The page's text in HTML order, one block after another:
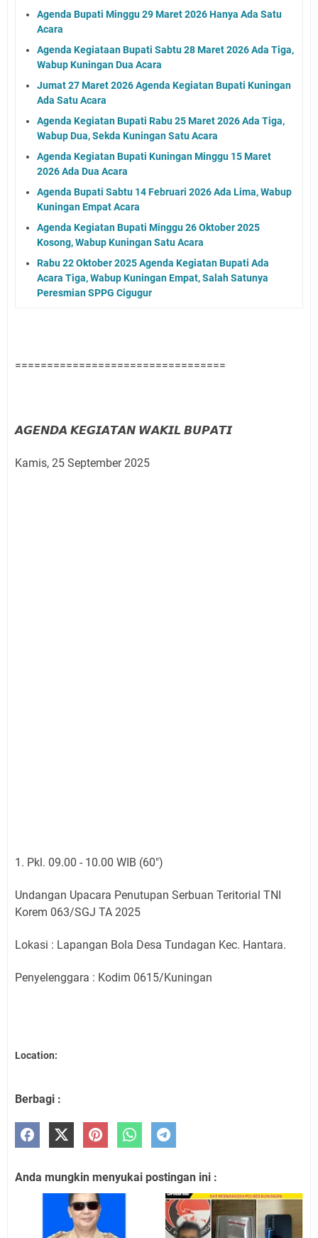
Agenda Bupati Minggu 29 Maret 2026 Hanya Ada Satu
Acara
Agenda Kegiataan Bupati Sabtu 28 Maret 2026 Ada Tiga,
Wabup Kuningan Dua Acara
Jumat 27 Maret 2026 Agenda Kegiatan Bupati Kuningan
Ada Satu Acara
Agenda Kegiatan Bupati Rabu 25 Maret 2026 Ada Tiga,
Wabup Dua, Sekda Kuningan Satu Acara
Agenda Kegiatan Bupati Kuningan Minggu 15 Maret
2026 Ada Dua Acara
Agenda Bupati Sabtu 14 Februari 2026 Ada Lima, Wabup
Kuningan Empat Acara
Agenda Kegiatan Bupati Minggu 26 Oktober 2025
Kosong, Wabup Kuningan Satu Acara
Rabu 22 Oktober 2025 Agenda Kegiatan Bupati Ada
Acara Tiga, Wabup Kuningan Empat, Salah Satunya
Peresmian SPPG Cigugur
=================================
𝘼𝙂𝙀𝙉𝘿𝘼 𝙆𝙀𝙂𝙄𝘼𝙏𝘼𝙉 𝙒𝘼𝙆𝙄𝙇 𝘽𝙐𝙋𝘼𝙏𝙄
Kamis, 25 September 2025
1. Pkl. 09.00 - 10.00 WIB (60")
Undangan Upacara Penutupan Serbuan Teritorial TNI
Korem 063/SGJ TA 2025
Lokasi : Lapangan Bola Desa Tundagan Kec. Hantara.
Penyelenggara : Kodim 0615/Kuningan
Location:
Berbagi :
Anda mungkin menyukai postingan ini :